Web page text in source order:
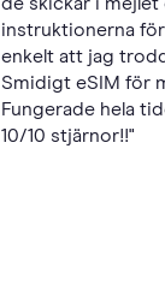
instruktionerna
enkelt att jag
Smidigt eSIM för
Fungerade hela
10/10 stjärnor!!"